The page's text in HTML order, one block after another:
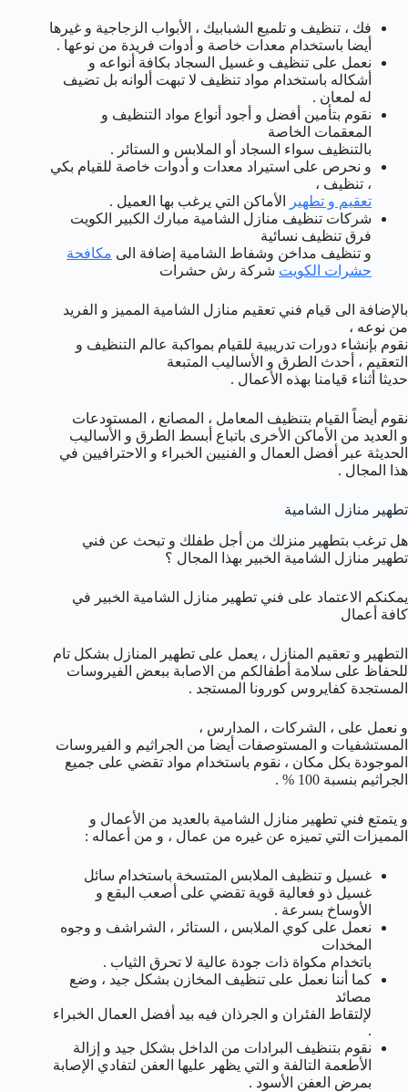
فك ، تنظيف و تلميع الشبابيك ، الأبواب الزجاجية و غيرها
أيضا باستخدام معدات خاصة و أدوات فريدة من نوعها .
نعمل على تنظيف و غسيل السجاد بكافة أنواعه و
أشكاله باستخدام مواد تنظيف لا تبهت ألوانه بل تضيف
له لمعان .
نقوم بتأمين أفضل و أجود أنواع مواد التنظيف و
المعقمات الخاصة
بالتنظيف سواء السجاد أو الملابس و الستائر .
و نحرص على استيراد معدات و أدوات خاصة للقيام بكي
، تنظيف ،
تعقيم و تطهير
الأماكن التي يرغب بها العميل .
شركات تنظيف منازل الشامية مبارك الكبير الكويت
فرق تنظيف نسائية
و تنظيف مداخن وشفاط الشامية إضافة الى مكافحة
حشرات الكويت شركة رش حشرات
بالإضافة الى قيام فني تعقيم منازل الشامية المميز و الفريد
من نوعه ،
نقوم بإنشاء دورات تدريبية للقيام بمواكبة عالم التنظيف و
التعقيم ، أحدث الطرق و الأساليب المتبعة
حديثا أثناء قيامنا بهذه الأعمال .
نقوم أيضاً القيام بتنظيف المعامل ، المصانع ، المستودعات
و العديد من الأماكن الأخرى باتباع أبسط الطرق و الأساليب
الحديثة عبر أفضل العمال و الفنيين الخبراء و الاحترافيين في
هذا المجال .
تطهير منازل الشامية
هل ترغب بتطهير منزلك من أجل طفلك و تبحث عن فني
تطهير منازل الشامية الخبير بهذا المجال ؟
يمكنكم الاعتماد على فني تطهير منازل الشامية الخبير في
كافة أعمال
التطهير و تعقيم المنازل ، يعمل على تطهير المنازل بشكل تام
للحفاظ على سلامة أطفالكم من الاصابة ببعض الفيروسات
المستجدة كفايروس كورونا المستجد .
و نعمل على ، الشركات ، المدارس ،
المستشفيات و المستوصفات أيضا من الجراثيم و الفيروسات
الموجودة بكل مكان ، نقوم باستخدام مواد تقضي على جميع
الجراثيم بنسبة 100 % .
و يتمتع فني تطهير منازل الشامية بالعديد من الأعمال و
المميزات التي تميزه عن غيره من عمال ، و من أعماله :
غسيل و تنظيف الملابس المتسخة باستخدام سائل
غسيل ذو فعالية قوية تقضي على أصعب البقع و
الأوساخ بسرعة .
نعمل على كوي الملابس ، الستائر ، الشراشف و وجوه
المخدات
باتخدام مكواة ذات جودة عالية لا تحرق الثياب .
كما أننا نعمل على تنظيف المخازن بشكل جيد ، وضع
مصائد
لإلتقاط الفئران و الجرذان فيه بيد أفضل العمال الخبراء
.
نقوم بتنظيف البرادات من الداخل بشكل جيد و إزالة
الأطعمة التالفة و التي يظهر عليها العفن لتفادي الإصابة
بمرض العفن الأسود .